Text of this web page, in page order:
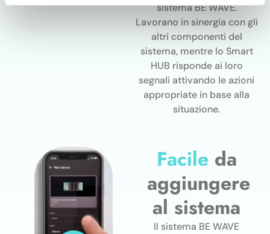
sistema BE WAVE.
Lavorano in sinergia con gli
altri componenti del
sistema, mentre lo Smart
HUB risponde ai loro
segnali attivando le azioni
appropriate in base alla
situazione.
Facile da
aggiungere
al sistema
Il sistema BE WAVE